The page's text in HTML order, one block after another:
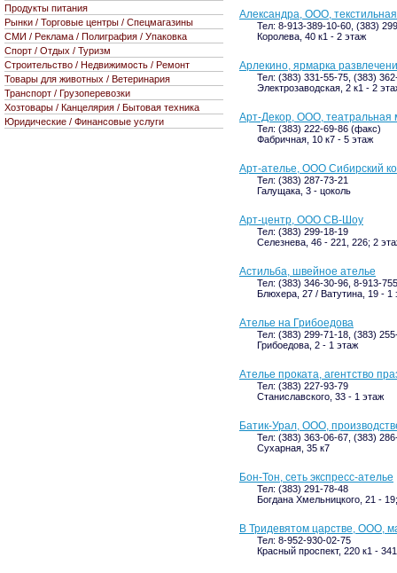
Александра, ООО,
Тел: 8-913-389-10-60, (383)
Королева, 40 к1 - 2 этаж
Арлекино, ярмарка
Тел: (383) 331-55-75, (383)
Электрозаводская, 2 к1 - 2
Арт-Декор, ООО, театральная
Тел: (383) 222-69-86 (факс)
Фабричная, 10 к7 - 5 этаж
Арт-ателье, ООО Сибирский
Тел: (383) 287-73-21
Галущака, 3 - цоколь
Арт-центр, ООО СВ-Шоу
Тел: (383) 299-18-19
Селезнева, 46 - 221, 226; 2
Астильба, швейное ателье
Тел: (383) 346-30-96, 8-913-
Блюхера, 27 / Ватутина, 19 - 1
Ателье на Грибоедова
Тел: (383) 299-71-18, (383)
Грибоедова, 2 - 1 этаж
Ателье проката, агентство
Тел: (383) 227-93-79
Станиславского, 33 - 1 этаж
Батик-Урал, ООО,
Тел: (383) 363-06-67, (383)
Сухарная, 35 к7
Бон-Тон, сеть экспресс-ателье
Тел: (383) 291-78-48
Богдана Хмельницкого, 21 -
В Тридевятом царстве, ООО,
Тел: 8-952-930-02-75
Красный проспект, 220 к1 -
Продукты питания
Рынки / Торговые центры / Спецмагазины
СМИ / Реклама / Полиграфия / Упаковка
Спорт / Отдых / Туризм
Строительство / Недвижимость / Ремонт
Товары для животных / Ветеринария
Транспорт / Грузоперевозки
Хозтовары / Канцелярия / Бытовая техника
Юридические / Финансовые услуги